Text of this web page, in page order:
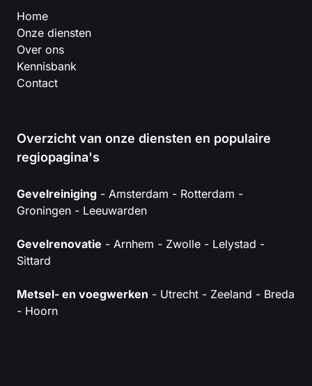
Home
Onze diensten
Over ons
Kennisbank
Contact
Overzicht van onze diensten en populaire
regiopagina's
Gevelreiniging - Amsterdam - Rotterdam -
Groningen - Leeuwarden
Gevelrenovatie - Arnhem - Zwolle - Lelystad -
Sittard
Metsel- en voegwerken - Utrecht - Zeeland - Breda
- Hoorn